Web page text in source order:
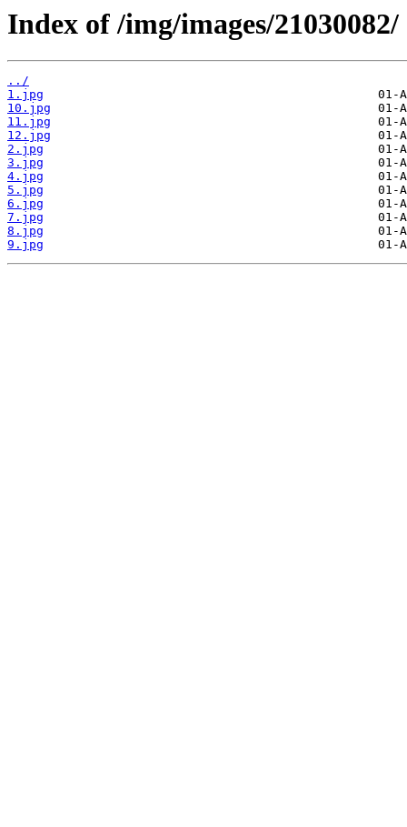
Index of /img/images/21030082/
../
1.jpg
10.jpg
11.jpg
12.jpg
2.jpg
3.jpg
4.jpg
5.jpg
6.jpg
7.jpg
8.jpg
9.jpg